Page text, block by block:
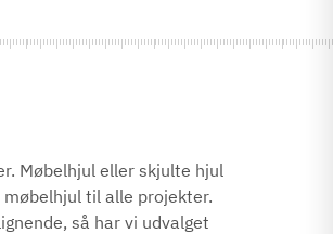
Møbelhjul eller skjulte hjul
til alle projekter.
så har vi udvalget